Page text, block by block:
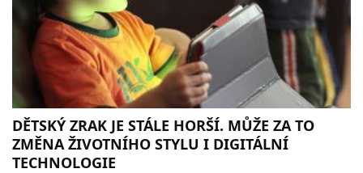
DĚTSKÝ ZRAK JE STÁLE HORŠÍ. MŮŽE ZA TO
ZMĚNA ŽIVOTNÍHO STYLU I DIGITÁLNÍ
TECHNOLOGIE